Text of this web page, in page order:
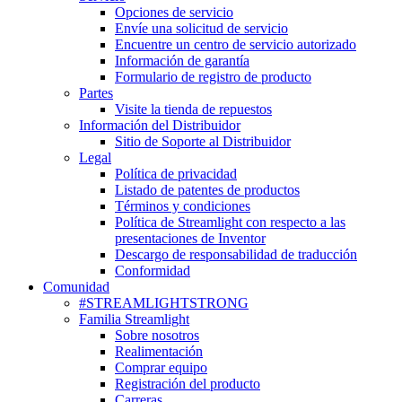
Opciones de servicio
Envíe una solicitud de servicio
Encuentre un centro de servicio autorizado
Información de garantía
Formulario de registro de producto
Partes
Visite la tienda de repuestos
Información del Distribuidor
Sitio de Soporte al Distribuidor
Legal
Política de privacidad
Listado de patentes de productos
Términos y condiciones
Política de Streamlight con respecto a las
presentaciones de Inventor
Descargo de responsabilidad de traducción
Conformidad
Comunidad
#STREAMLIGHTSTRONG
Familia Streamlight
Sobre nosotros
Realimentación
Comprar equipo
Registración del producto